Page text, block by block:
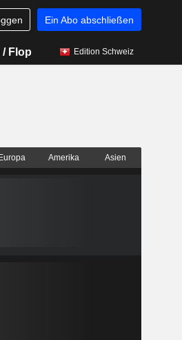
Ein Abo abschließen
/ Flop Edition Schweiz
Europa Amerika Asien